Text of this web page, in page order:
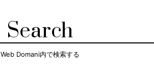
Search
Web Domani内で検索する